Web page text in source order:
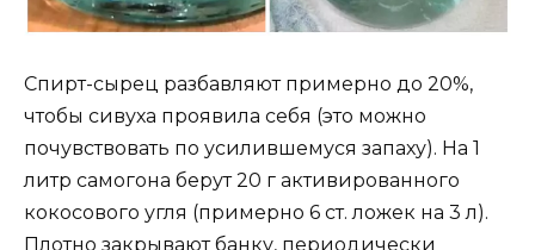
Спирт-сырец разбавляют примерно до 20%,
чтобы сивуха проявила себя (это можно
почувствовать по усилившемуся запаху). На 1
литр самогона берут 20 г активированного
кокосового угля (примерно 6 ст. ложек на 3 л).
Плотно закрывают банку, периодически